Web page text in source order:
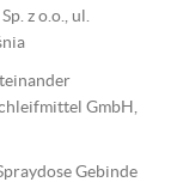
z o.o., ul.
GmbH,
Gebinde